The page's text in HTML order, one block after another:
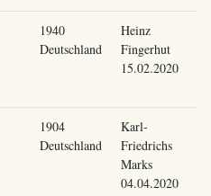
1940
Deutschland
Heinz
Fingerhut
15.02.2020
1904
Deutschland
Karl-
Friedrichs
Marks
04.04.2020